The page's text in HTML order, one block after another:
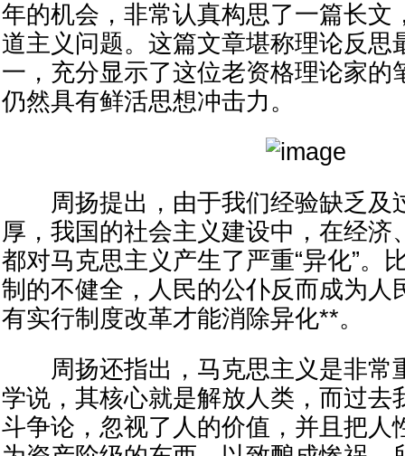
年的机会，非常认真构思了一篇长文
道主义问题。这篇文章堪称理论反思
一，充分显示了这位老资格理论家的
仍然具有鲜活思想冲击力。
周扬提出，由于我们经验缺乏及
厚，我国的社会主义建设中，在经济
都对马克思主义产生了严重“异化”。
制的不健全，人民的公仆反而成为人
有实行制度改革才能消除异化**。
周扬还指出，马克思主义是非常
学说，其核心就是解放人类，而过去
斗争论，忽视了人的价值，并且把人